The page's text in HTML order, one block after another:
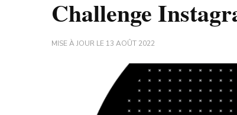
Challenge
MISE À JOUR LE 13 AOÛT 2022